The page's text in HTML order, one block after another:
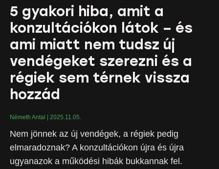
5 gyakori hiba, amit a
konzultációkon látok – és
ami miatt nem tudsz új
vendégeket szerezni és a
régiek sem térnek vissza
hozzád
Németh Antal 2025.11.05.
Nem jönnek az új vendégek, a régiek pedig
elmaradoznak? A konzultációkon újra és újra
ugyanazok a működési hibák bukkannak fel.